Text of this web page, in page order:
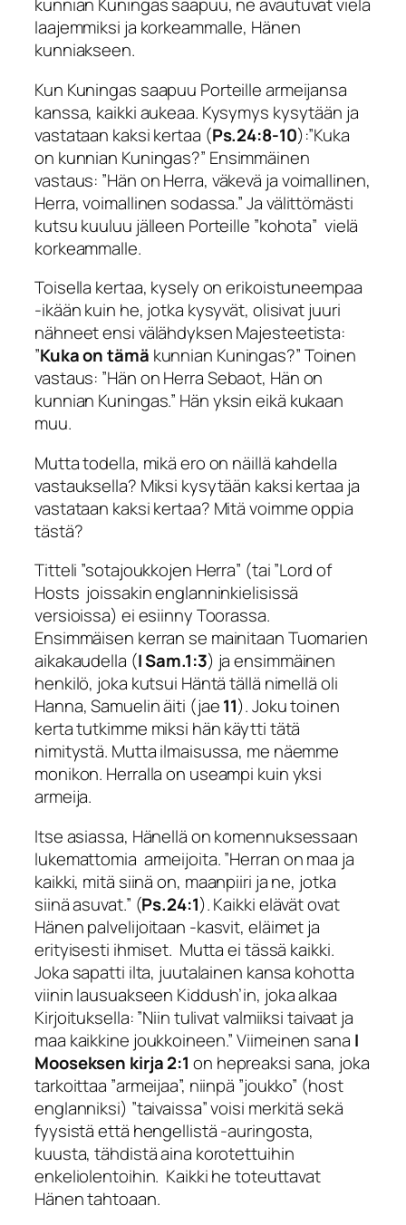
kunnian Kuningas saapuu, ne avautuvat vielä
laajemmiksi ja korkeammalle, Hänen
kunniakseen.
Kun Kuningas saapuu Porteille armeijansa
kanssa, kaikki aukeaa. Kysymys kysytään ja
vastataan kaksi kertaa (Ps.24:8-10):”Kuka
on kunnian Kuningas?” Ensimmäinen
vastaus: ”Hän on Herra, väkevä javoimallinen,
Herra, voimallinen sodassa.”Ja välittömästi
kutsu kuuluu jälleen Porteille ”kohota” vielä
korkeammalle.
Toisella kertaa, kysely on erikoistuneempaa
-ikään kuin he, jotka kysyvät, olisivat juuri
nähneet ensi välähdyksen Majesteetista:
”Kuka on tämä kunnian Kuningas?”Toinen
vastaus: ”Hän on Herra Sebaot, Hän on
kunnian Kuningas.” Hän yksin eikä kukaan
muu.
Mutta todella, mikä ero on näillä kahdella
vastauksella? Miksi kysytään kaksi kertaa ja
vastataan kaksi kertaa? Mitä voimme oppia
tästä?
Titteli ”sotajoukkojen Herra” (tai ”Lord of
Hosts joissakin englanninkielisissä
versioissa) ei esiinny Toorassa.
Ensimmäisen kerran se mainitaan Tuomarien
aikakaudella (I Sam.1:3) ja ensimmäinen
henkilö, joka kutsui Häntä tällä nimellä oli
Hanna, Samuelin äiti (jae11). Joku toinen
kerta tutkimme miksi hän käytti tätä
nimitystä. Mutta ilmaisussa, me näemme
monikon. Herralla on useampi kuin yksi
armeija.
Itse asiassa, Hänellä on komennuksessaan
lukemattomia armeijoita. ”Herran on maa ja
kaikki, mitä siinäon, maanpiiri ja ne, jotka
siinä asuvat.” (Ps.24:1). Kaikki elävät ovat
Hänen palvelijoitaan -kasvit, eläimet ja
erityisesti ihmiset. Mutta ei tässä kaikki.
Joka sapatti ilta, juutalainen kansa kohotta
viinin lausuakseen Kiddush’in, joka alkaa
Kirjoituksella: ”Niin tulivat valmiiksi taivaat ja
maa kaikkine joukkoineen.” Viimeinen sana I
Mooseksen kirja 2:1 on hepreaksi sana, joka
tarkoittaa ”armeijaa”, niinpä ”joukko” (host
englanniksi) ”taivaissa” voisi merkitä sekä
fyysistä että hengellistä -auringosta,
kuusta, tähdistä aina korotettuihin
enkeliolentoihin. Kaikki he toteuttavat
Hänen tahtoaan.